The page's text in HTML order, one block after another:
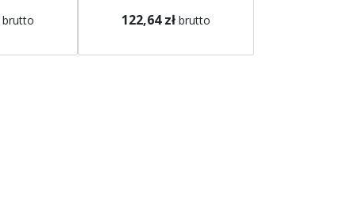
brutto 122,64 zł brutto